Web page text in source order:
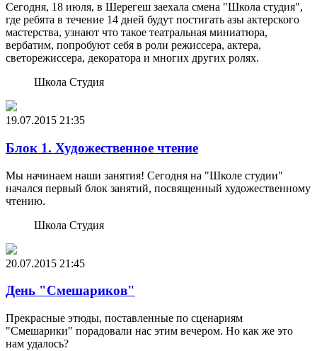
Сегодня, 18 июля, в Шерегеш заехала смена "Школа студия",
где ребята в течение 14 дней будут постигать азы актерского
мастерства, узнают что такое театральная миниатюра,
вербатим, попробуют себя в роли режиссера, актера,
светорежиссера, декоратора и многих других ролях.
Школа Студия
19.07.2015 21:35
Блок 1. Художественное чтение
Мы начинаем наши занятия! Сегодня на "Школе студии"
начался первый блок занятий, посвященный художественному
чтению.
Школа Студия
20.07.2015 21:45
День "Смешариков"
Прекрасные этюды, поставленные по сценариям
"Смешарики" порадовали нас этим вечером. Но как же это
нам удалось?